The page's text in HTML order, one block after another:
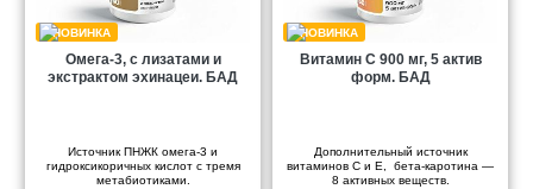
Омега-3, с лизатами и
экстрактом эхинацеи. БАД
Источник ПНЖК омега-3 и
гидроксикоричных кислот с тремя
метабиотиками.
Витамин С 900 мг, 5 актив
форм. БАД
Дополнительный источник
витаминов С и Е, бета-каротина —
8 активных веществ.